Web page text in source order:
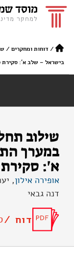
/דוחות ומחקרים /
בישראל – שלב א': סקירת
שילוב
במערך
א':
אופירה אילון,
דנה גבאי
דוח /